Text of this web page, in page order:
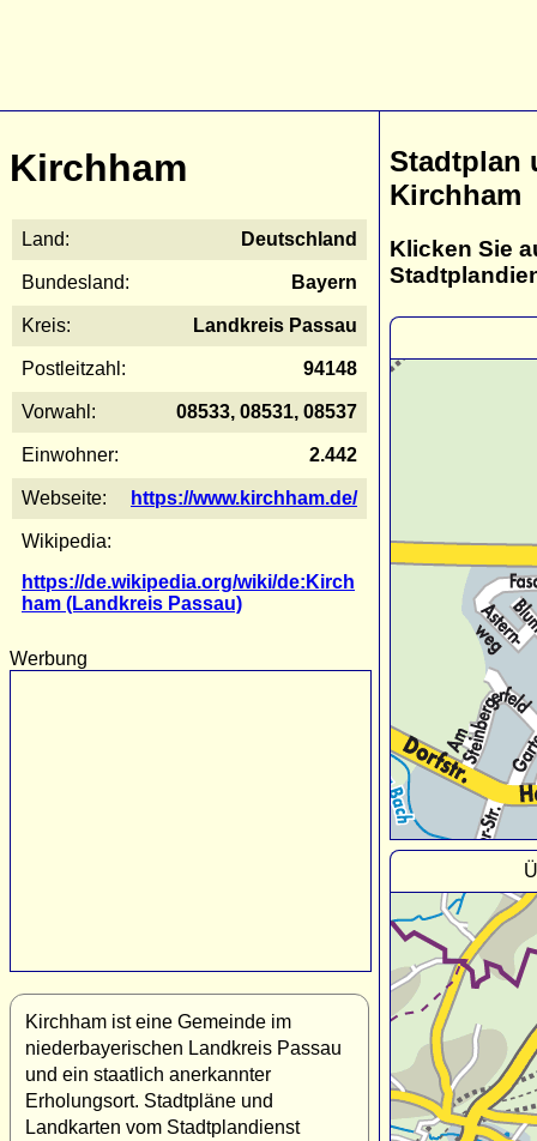
Kirchham
Land: Deutschland
Bundesland: Bayern
Kreis: Landkreis Passau
Postleitzahl: 94148
Vorwahl: 08533, 08531, 08537
Einwohner: 2.442
Webseite: https://www.kirchham.de/
Wikipedia:
https://de.wikipedia.org/wiki/de:Kirch
ham (Landkreis Passau)
Werbung
Kirchham ist eine Gemeinde im
niederbayerischen Landkreis Passau
und ein staatlich anerkannter
Erholungsort. Stadtpläne und
Landkarten vom Stadtplandienst
Stadtplan
Kirchham
Klicken Sie